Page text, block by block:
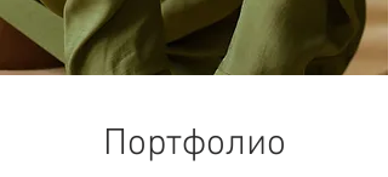
Портфолио